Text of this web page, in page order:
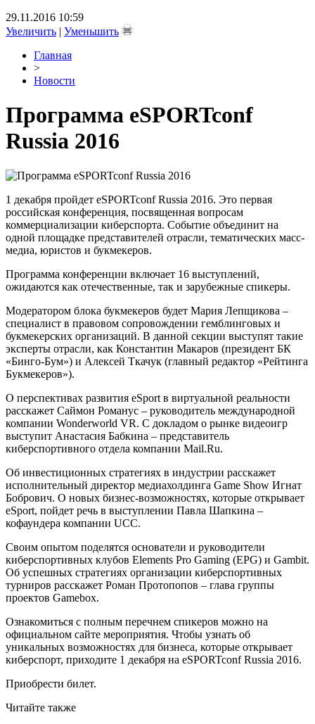
29.11.2016 10:59
Увеличить | Уменьшить
Главная
>
Новости
Программа eSPORTconf
Russia 2016
1 декабря пройдет eSPORTconf Russia 2016. Это первая
российская конференция, посвященная вопросам
коммерциализации киберспорта. Событие объединит на
одной площадке представителей отрасли, тематических масс-
медиа, юристов и букмекеров.
Программа конференции включает 16 выступлений,
ожидаются как отечественные, так и зарубежные спикеры.
Модератором блока букмекеров будет Мария Лепщикова –
специалист в правовом сопровождении гемблинговых и
букмекерских организаций. В данной секции выступят такие
эксперты отрасли, как Константин Макаров (президент БК
«Бинго-Бум») и Алексей Ткачук (главный редактор «Рейтинга
Букмекеров»).
О перспективах развития eSport в виртуальной реальности
расскажет Саймон Романус – руководитель международной
компании Wonderworld VR. С докладом о рынке видеоигр
выступит Анастасия Бабкина – представитель
киберспортивного отдела компании Mail.Ru.
Об инвестиционных стратегиях в индустрии расскажет
исполнительный директор медиахолдинга Game Show Игнат
Бобрович. О новых бизнес-возможностях, которые открывает
eSport, пойдет речь в выступлении Павла Шапкина –
кофаундера компании UCC.
Своим опытом поделятся основатели и руководители
киберспортивных клубов Elements Pro Gaming (EPG) и Gambit.
Об успешных стратегиях организации киберспортивных
турниров расскажет Роман Протопопов – глава группы
проектов Gamebox.
Ознакомиться с полным перечнем спикеров можно на
официальном сайте мероприятия. Чтобы узнать об
уникальных возможностях для бизнеса, которые открывает
киберспорт, приходите 1 декабря на eSPORTconf Russia 2016.
Приобрести билет.
Читайте также